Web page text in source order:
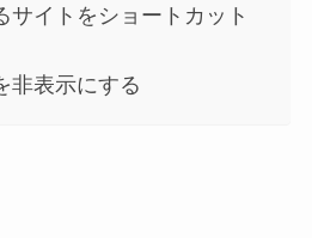
サイトをショートカット
非表示にする